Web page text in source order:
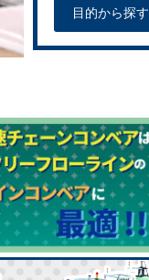
目的から探す